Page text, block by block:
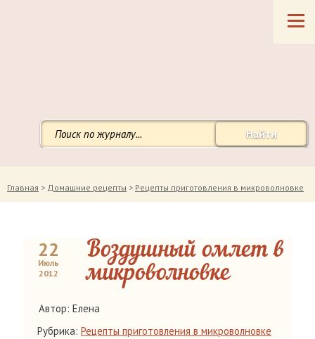
Найти
Главная > Домашние рецепты > Рецепты приготовления в микроволновке
22
Июль
2012
Воздушный омлет в
микроволновке
Автор: Елена
Рубрика: Рецепты приготовления в микроволновке